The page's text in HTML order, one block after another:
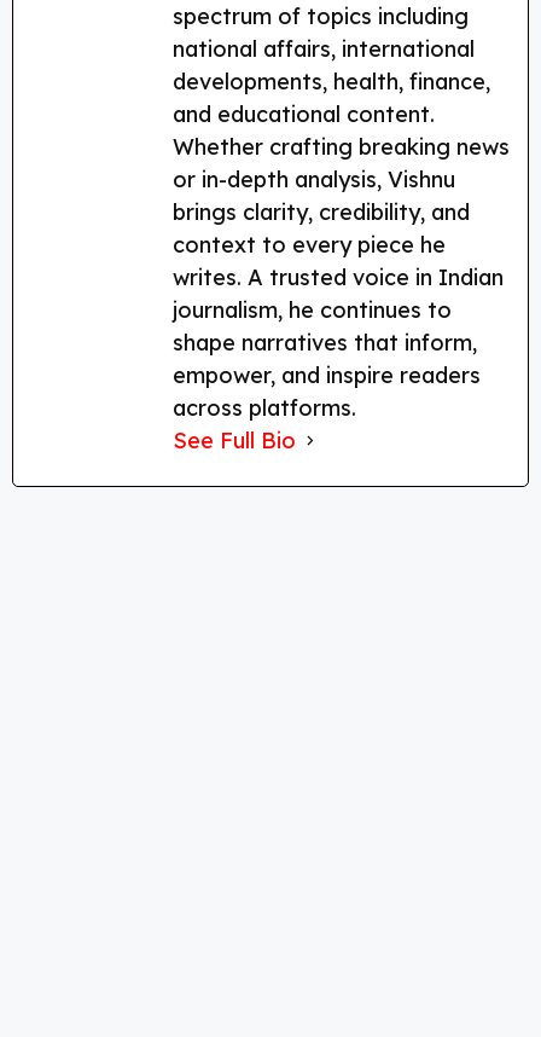
spectrum of topics including
national affairs, international
developments, health, finance,
and educational content.
Whether crafting breaking news
or in-depth analysis, Vishnu
brings clarity, credibility, and
context to every piece he
writes. A trusted voice in Indian
journalism, he continues to
shape narratives that inform,
empower, and inspire readers
across platforms.
See Full Bio